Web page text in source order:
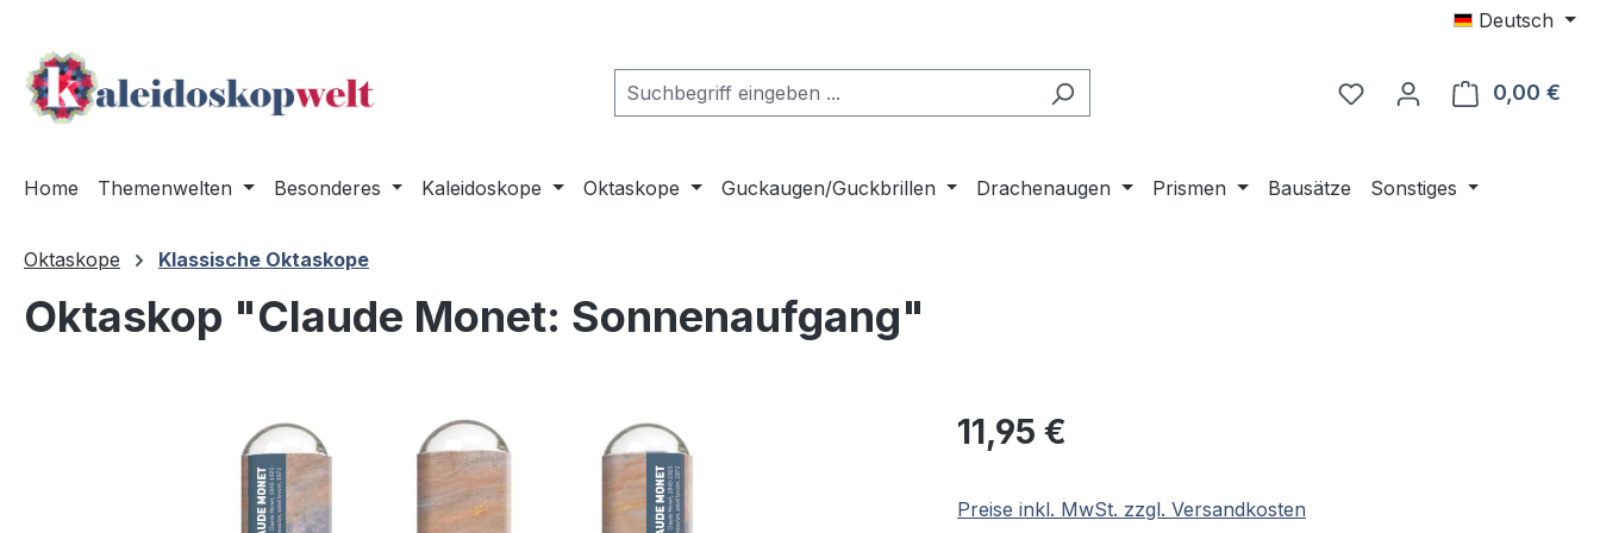
Deutsch
0,00 €
Home Themenwelten Besonderes Kaleidoskope Oktaskope Guckaugen/Guckbrillen Drachenaugen Prismen Bausätze Sonstiges
Oktaskope Klassische Oktaskope
Oktaskop "Claude Monet: Sonnenaufgang"
Regulärer Preis:
11,95 €
Preise inkl. MwSt. zzgl. Versandkosten